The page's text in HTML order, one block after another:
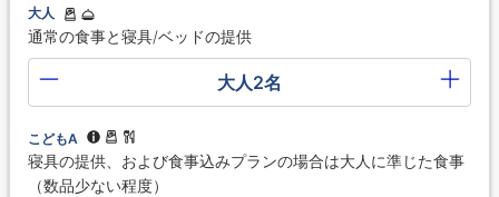
大人
通常の食事と寝具/ベッドの提供
大人2名
こどもA
寝具の提供、および食事込みプランの場合は大人に準じた食事
（数品少ない程度）